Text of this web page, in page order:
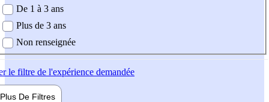
De 1 à 3 ans
Plus de 3 ans
Non renseignée
le filtre de l'expérience demandée
Plus De Filtres